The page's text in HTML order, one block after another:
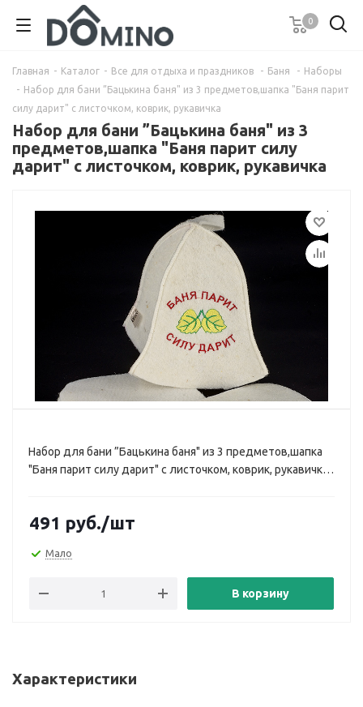
0
Главная - Каталог - Все для отдыха и праздников - Баня - Наборы
- Набор для бани ”Бацькина баня" из 3 предметов,шапка "Баня парит
силу дарит" с листочком, коврик, рукавичка
Набор для бани ”Бацькина баня" из 3
предметов,шапка "Баня парит силу
дарит" с листочком, коврик, рукавичка
Набор для бани ”Бацькина баня" из 3 предметов,шапка
"Баня парит силу дарит" с листочком, коврик, рукавичка
491 руб./шт
Мало
В корзину
Характеристики